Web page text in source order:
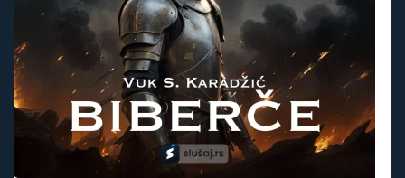
Iskustva
Poklon
FAQ
Spisak knjiga